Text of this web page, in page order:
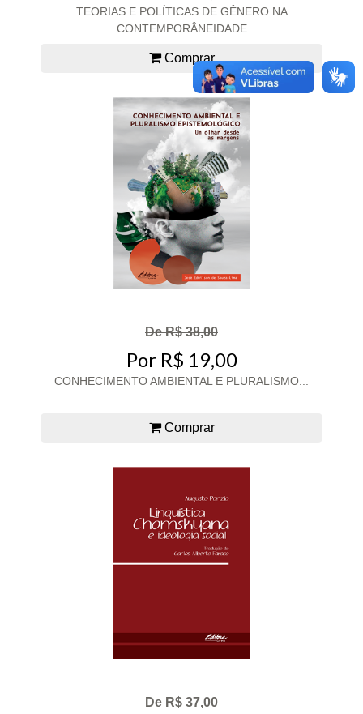
TEORIAS E POLÍTICAS DE GÊNERO NA
CONTEMPORÂNEIDADE
Comprar
De R$ 38,00
Por R$ 19,00
CONHECIMENTO AMBIENTAL E PLURALISMO...
Comprar
De R$ 37,00